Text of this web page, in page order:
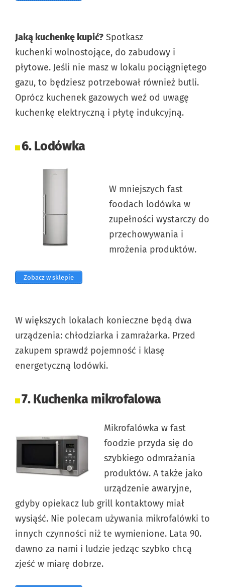
Jaką kuchenkę kupić? Spotkasz
kuchenki wolnostojące, do zabudowy i
płytowe. Jeśli nie masz w lokalu pociągniętego
gazu, to będziesz potrzebował również butli.
Oprócz kuchenek gazowych weź od uwagę
kuchenkę elektryczną i płytę indukcyjną.
6. Lodówka
W mniejszych fast
foodach lodówka w
zupełności wystarczy do
przechowywania i
mrożenia produktów.
Zobacz w sklepie
W większych lokalach konieczne będą dwa
urządzenia: chłodziarka i zamrażarka. Przed
zakupem sprawdź pojemność i klasę
energetyczną lodówki.
7. Kuchenka mikrofalowa
Mikrofalówka w fast
foodzie przyda się do
szybkiego odmrażania
produktów. A także jako
urządzenie awaryjne,
gdyby opiekacz lub grill kontaktowy miał
wysiąść. Nie polecam używania mikrofalówki to
innych czynności niż te wymienione. Lata 90.
dawno za nami i ludzie jedząc szybko chcą
zjeść w miarę dobrze.